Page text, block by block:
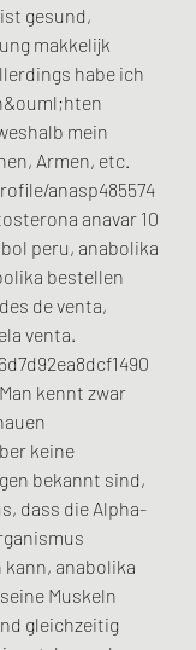
gesund,
makkelijk
habe ich
mein
Armen, etc.
anasp485574
anavar 10
peru, anabolika
bestellen
de venta,
venta.
kennt zwar
keine
bekannt sind,
dass die Alpha-
anabolika
Muskeln
gleichzeitig